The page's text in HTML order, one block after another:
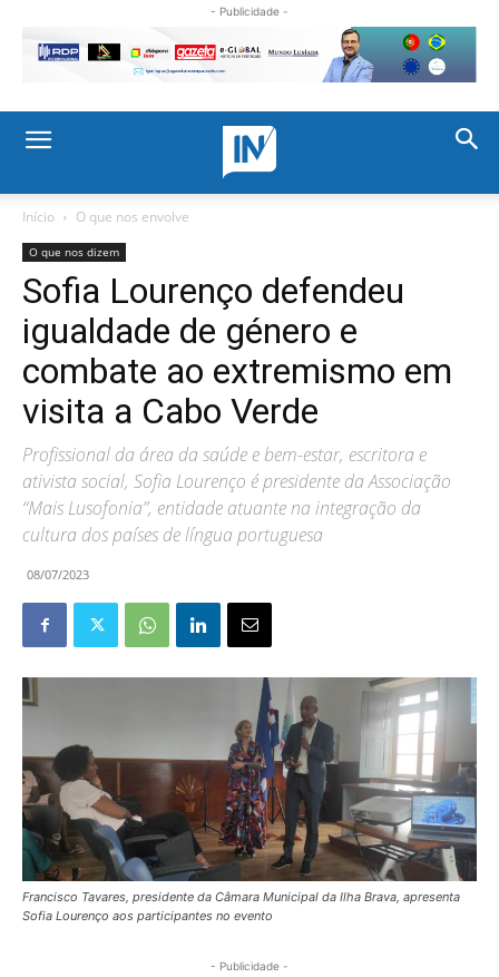
- Publicidade -
Início O que nos envolve
O que nos dizem
Sofia Lourenço defendeu
igualdade de género e
combate ao extremismo em
visita a Cabo Verde
Profissional da área da saúde e bem-estar, escritora e
ativista social, Sofia Lourenço é presidente da Associação
“Mais Lusofonia”, entidade atuante na integração da
cultura dos países de língua portuguesa
08/07/2023
Francisco Tavares, presidente da Câmara Municipal da Ilha Brava, apresenta
Sofia Lourenço aos participantes no evento
- Publicidade -